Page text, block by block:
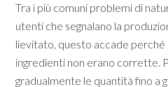
Tra i più comuni problemi di
utenti che segnalano la
lievitato, questo accade perché
ingredienti non erano corrette.
gradualmente le quantità fino a